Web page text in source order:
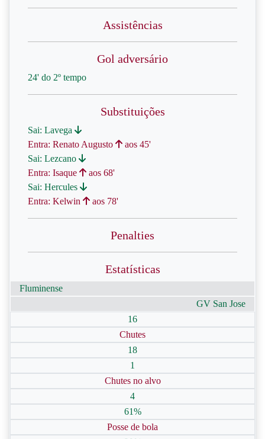
Assistências
Gol adversário
24' do 2º tempo
Substituições
Sai: Lavega
Entra: Renato Augusto
aos 45'
Sai: Lezcano
Entra: Isaque
aos 68'
Sai: Hercules
Entra: Kelwin
aos 78'
Penalties
Estatísticas
Fluminense
GV San Jose
16
Chutes
18
1
Chutes no alvo
4
61%
Posse de bola